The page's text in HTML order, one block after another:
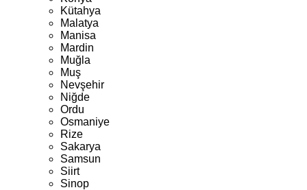
Kütahya
Malatya
Manisa
Mardin
Muğla
Muş
Nevşehir
Niğde
Ordu
Osmaniye
Rize
Sakarya
Samsun
Siirt
Sinop